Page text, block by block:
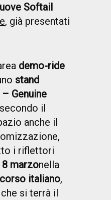
Softail
, già presentati
demo-ride
stand
Genuine
il
anche il
i riflettori
marzonella
italiano,
si terrà il